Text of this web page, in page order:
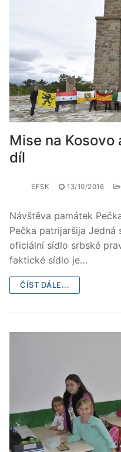
Mise na Kosovo
díl
EFSK 13/10/2016
Návštěva památek
Pečka patrijaršija Jedná
oficiální sídlo srbské
faktické sídlo je…
ČÍST DÁLE...